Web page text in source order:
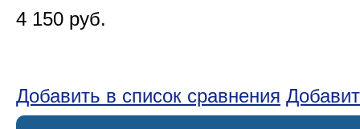
4 150 руб.
Добавить в список сравнения